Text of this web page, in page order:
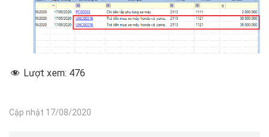
Lượt xem: 476
Cập nhật 17/08/2020